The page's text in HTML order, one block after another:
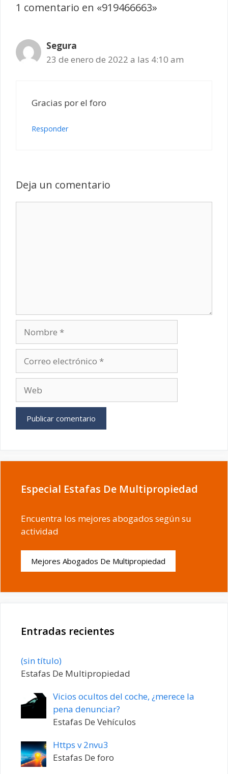
1 comentario en «919466663»
Segura
23 de enero de 2022 a las 4:10 am
Gracias por el foro
Responder
Deja un comentario
electrónico
Especial Estafas De Multipropiedad
Encuentra los mejores abogados según su
actividad
Mejores Abogados De Multipropiedad
Entradas recientes
(sin título)Entrada
20198
Estafas De Multipropiedad
Vicios ocultos del coche, ¿merece la
pena denunciar?
Estafas De Vehículos
Https v 2nvu3
Estafas De foro